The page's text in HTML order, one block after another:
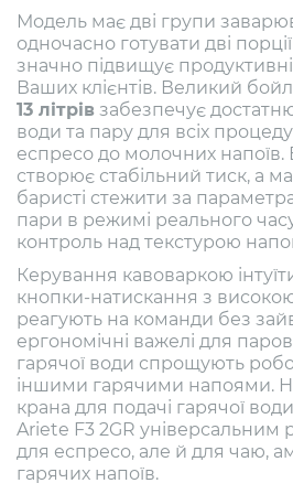
Модель має дві групи
одночасно готувати дві
значно підвищує
Ваших клієнтів. Великий
13 літрів забезпечує достатню
води та пару для всіх
еспресо до молочних
створює стабільний тиск, а
баристі стежити за
пари в режимі реального
контроль над текстурою
Керування кавоваркою
кнопки-натискання з
реагують на команди без
ергономічні важелі для
гарячої води спрощують
іншими гарячими напоями.
крана для подачі гарячої
Ariete F3 2GR
для еспресо, але й для чаю,
гарячих напоїв.